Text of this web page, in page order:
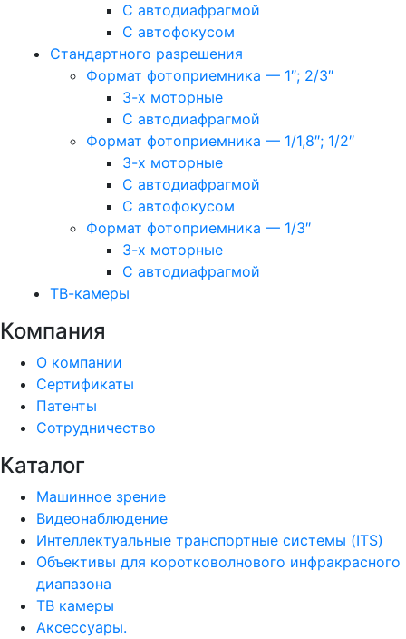
С автодиафрагмой
С автофокусом
Стандартного разрешения
Формат фотоприемника — 1″; 2/3″
3-х моторные
С автодиафрагмой
Формат фотоприемника — 1/1,8″; 1/2″
3-х моторные
С автодиафрагмой
С автофокусом
Формат фотоприемника — 1/3″
3-х моторные
С автодиафрагмой
ТВ-камеры
Компания
О компании
Сертификаты
Патенты
Сотрудничество
Каталог
Машинное зрение
Видеонаблюдение
Интеллектуальные транспортные системы (ITS)
Объективы для коротковолнового инфракрасного
диапазона
ТВ камеры
Аксессуары.